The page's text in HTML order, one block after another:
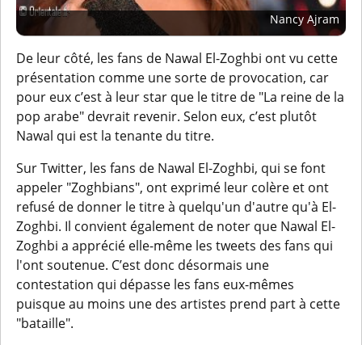
Nancy Ajram
De leur côté, les fans de Nawal El-Zoghbi ont vu cette
présentation comme une sorte de provocation, car
pour eux c’est à leur star que le titre de "La reine de la
pop arabe" devrait revenir. Selon eux, c’est plutôt
Nawal qui est la tenante du titre.
Sur Twitter, les fans de Nawal El-Zoghbi, qui se font
appeler "Zoghbians", ont exprimé leur colère et ont
refusé de donner le titre à quelqu'un d'autre qu'à El-
Zoghbi. Il convient également de noter que Nawal El-
Zoghbi a apprécié elle-même les tweets des fans qui
l'ont soutenue. C’est donc désormais une
contestation qui dépasse les fans eux-mêmes
puisque au moins une des artistes prend part à cette
"bataille".